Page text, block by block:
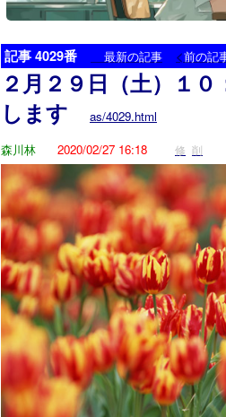
記事 4029番 最新の記事 <前の記
２月２９日（土）１
します
as/4029.html
森川林
2020/02/27 16:18 修 削